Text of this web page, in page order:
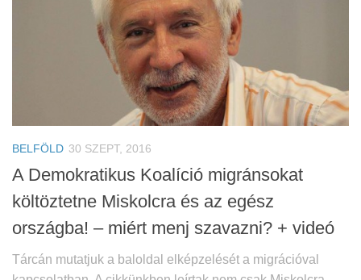
BELFÖLD 30 SZEPT, 2016
A Demokratikus Koalíció migránsokat
költöztetne Miskolcra és az egész
országba! – miért menj szavazni? + videó
Tárcán mutatjuk a baloldal elképzelését a migrációval